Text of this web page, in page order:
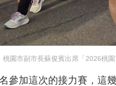
桃園市副市長蘇俊賓出席「2026桃園
參加這次的接力賽，這